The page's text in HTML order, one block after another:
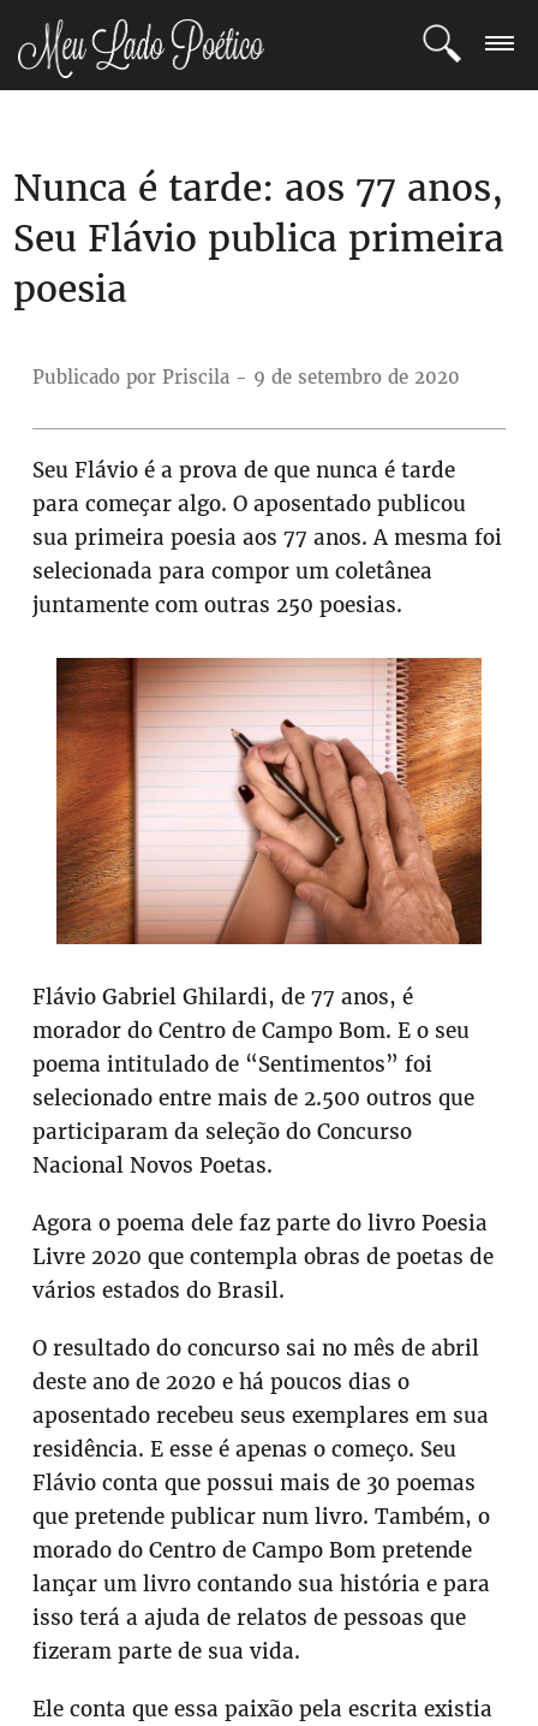
REGISTRO
POETAS
BLOG
Nunca é tarde: aos 77 anos,
Seu Flávio publica primeira
poesia
Publicado por Priscila - 9 de setembro de 2020
Seu Flávio é a prova de que nunca é tarde
para começar algo. O aposentado publicou
sua primeira poesia aos 77 anos. A mesma foi
selecionada para compor um coletânea
juntamente com outras 250 poesias.
Flávio Gabriel Ghilardi, de 77 anos, é
morador do Centro de Campo Bom. E o seu
poema intitulado de “Sentimentos” foi
selecionado entre mais de 2.500 outros que
participaram da seleção do Concurso
Nacional Novos Poetas.
Agora o poema dele faz parte do livro Poesia
Livre 2020 que contempla obras de poetas de
vários estados do Brasil.
O resultado do concurso sai no mês de abril
deste ano de 2020 e há poucos dias o
aposentado recebeu seus exemplares em sua
residência. E esse é apenas o começo. Seu
Flávio conta que possui mais de 30 poemas
que pretende publicar num livro. Também, o
morado do Centro de Campo Bom pretende
lançar um livro contando sua história e para
isso terá a ajuda de relatos de pessoas que
fizeram parte de sua vida.
Ele conta que essa paixão pela escrita existia